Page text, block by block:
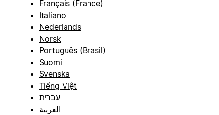
Français (France)
Italiano
Nederlands
Norsk
Português (Brasil)
Suomi
Svenska
Tiếng Việt
עברית
العربية